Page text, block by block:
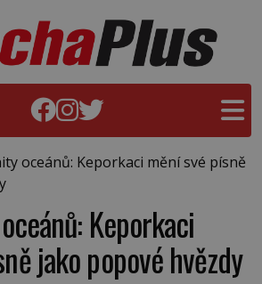
oceánů: Keporkaci mění své písně
Keporkaci
jako popové hvězdy